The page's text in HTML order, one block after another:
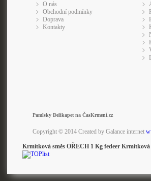
O nás
Obchodní podmínky
Doprava
Kontakty
Pamlsky Delikapet na ČasKrmení.cz
Copyright © 2014 Created by Galance internet
Krmítková směs OŘECH 1 Kg fedeer Krmítková